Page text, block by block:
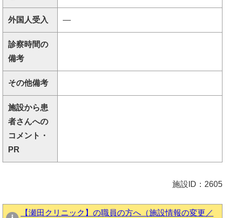
外国人受入 ―
診察時間の
備考
その他備考
施設から患
者さんへの
コメント・
PR
施設ID：2605
【瀬田クリニック】の職員の方へ（施設情報の変更／